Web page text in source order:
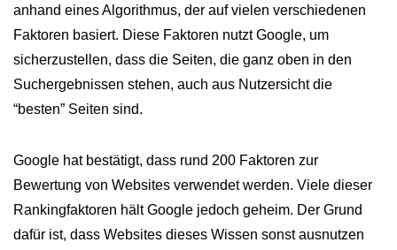
anhand eines Algorithmus, der auf vielen verschiedenen
Faktoren basiert. Diese Faktoren nutzt Google, um
sicherzustellen, dass die Seiten, die ganz oben in den
Suchergebnissen stehen, auch aus Nutzersicht die
“besten” Seiten sind.
Google hat bestätigt, dass rund 200 Faktoren zur
Bewertung von Websites verwendet werden. Viele dieser
Rankingfaktoren hält Google jedoch geheim. Der Grund
dafür ist, dass Websites dieses Wissen sonst ausnutzen